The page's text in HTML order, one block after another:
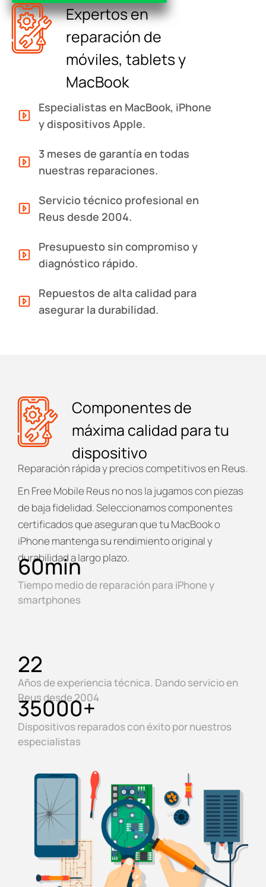
Expertos en
reparación de
móviles, tablets y
MacBook
Especialistas en MacBook, iPhone
y dispositivos Apple.
3 meses de garantía en todas
nuestras reparaciones.
Servicio técnico profesional en
Reus desde 2004.
Presupuesto sin compromiso y
diagnóstico rápido.
Repuestos de alta calidad para
asegurar la durabilidad.
Componentes de
máxima calidad para tu
dispositivo
Reparación rápida y precios competitivos en Reus.
En Free Mobile Reus no nos la jugamos con piezas
de baja fidelidad. Seleccionamos componentes
certificados que aseguran que tu MacBook o
iPhone mantenga su rendimiento original y
durabilidad a largo plazo.
Tiempo medio de reparación para iPhone y
smartphones
60min
Años de experiencia técnica. Dando servicio en
Reus desde 2004
22
Dispositivos reparados con éxito por nuestros
especialistas
35000+